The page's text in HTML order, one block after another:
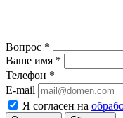
Вопрос *
Ваше имя *
Телефон *
E-mail
Я согласен на